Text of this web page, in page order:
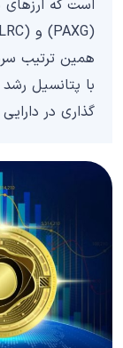
همین ترتیب
با پتانسیل رشد
گذاری در